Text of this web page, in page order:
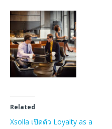
Related
Xsolla เปิดตัว Loyalty as a